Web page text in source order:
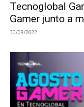
Tecnoglobal
Gamer junto a
30/08/2022